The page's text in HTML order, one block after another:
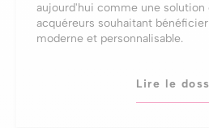
aujourd'hui comme une solution
acquéreurs souhaitant
moderne et personnalisable.
Lire le